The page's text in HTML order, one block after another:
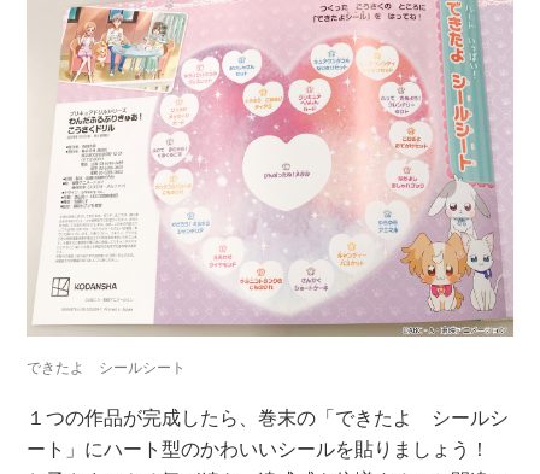
できたよ シールシート
１つの作品が完成したら、巻末の「できたよ シールシ
ート」にハート型のかわいいシールを貼りましょう！